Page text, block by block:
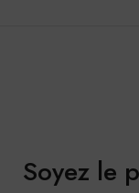
Soyez le